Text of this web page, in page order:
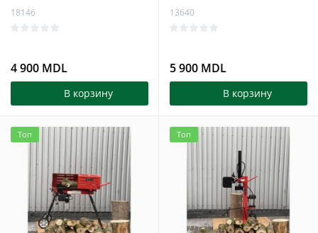
18146
4 900 MDL
В корзину
13640
5 900 MDL
В корзину
Топ Топ